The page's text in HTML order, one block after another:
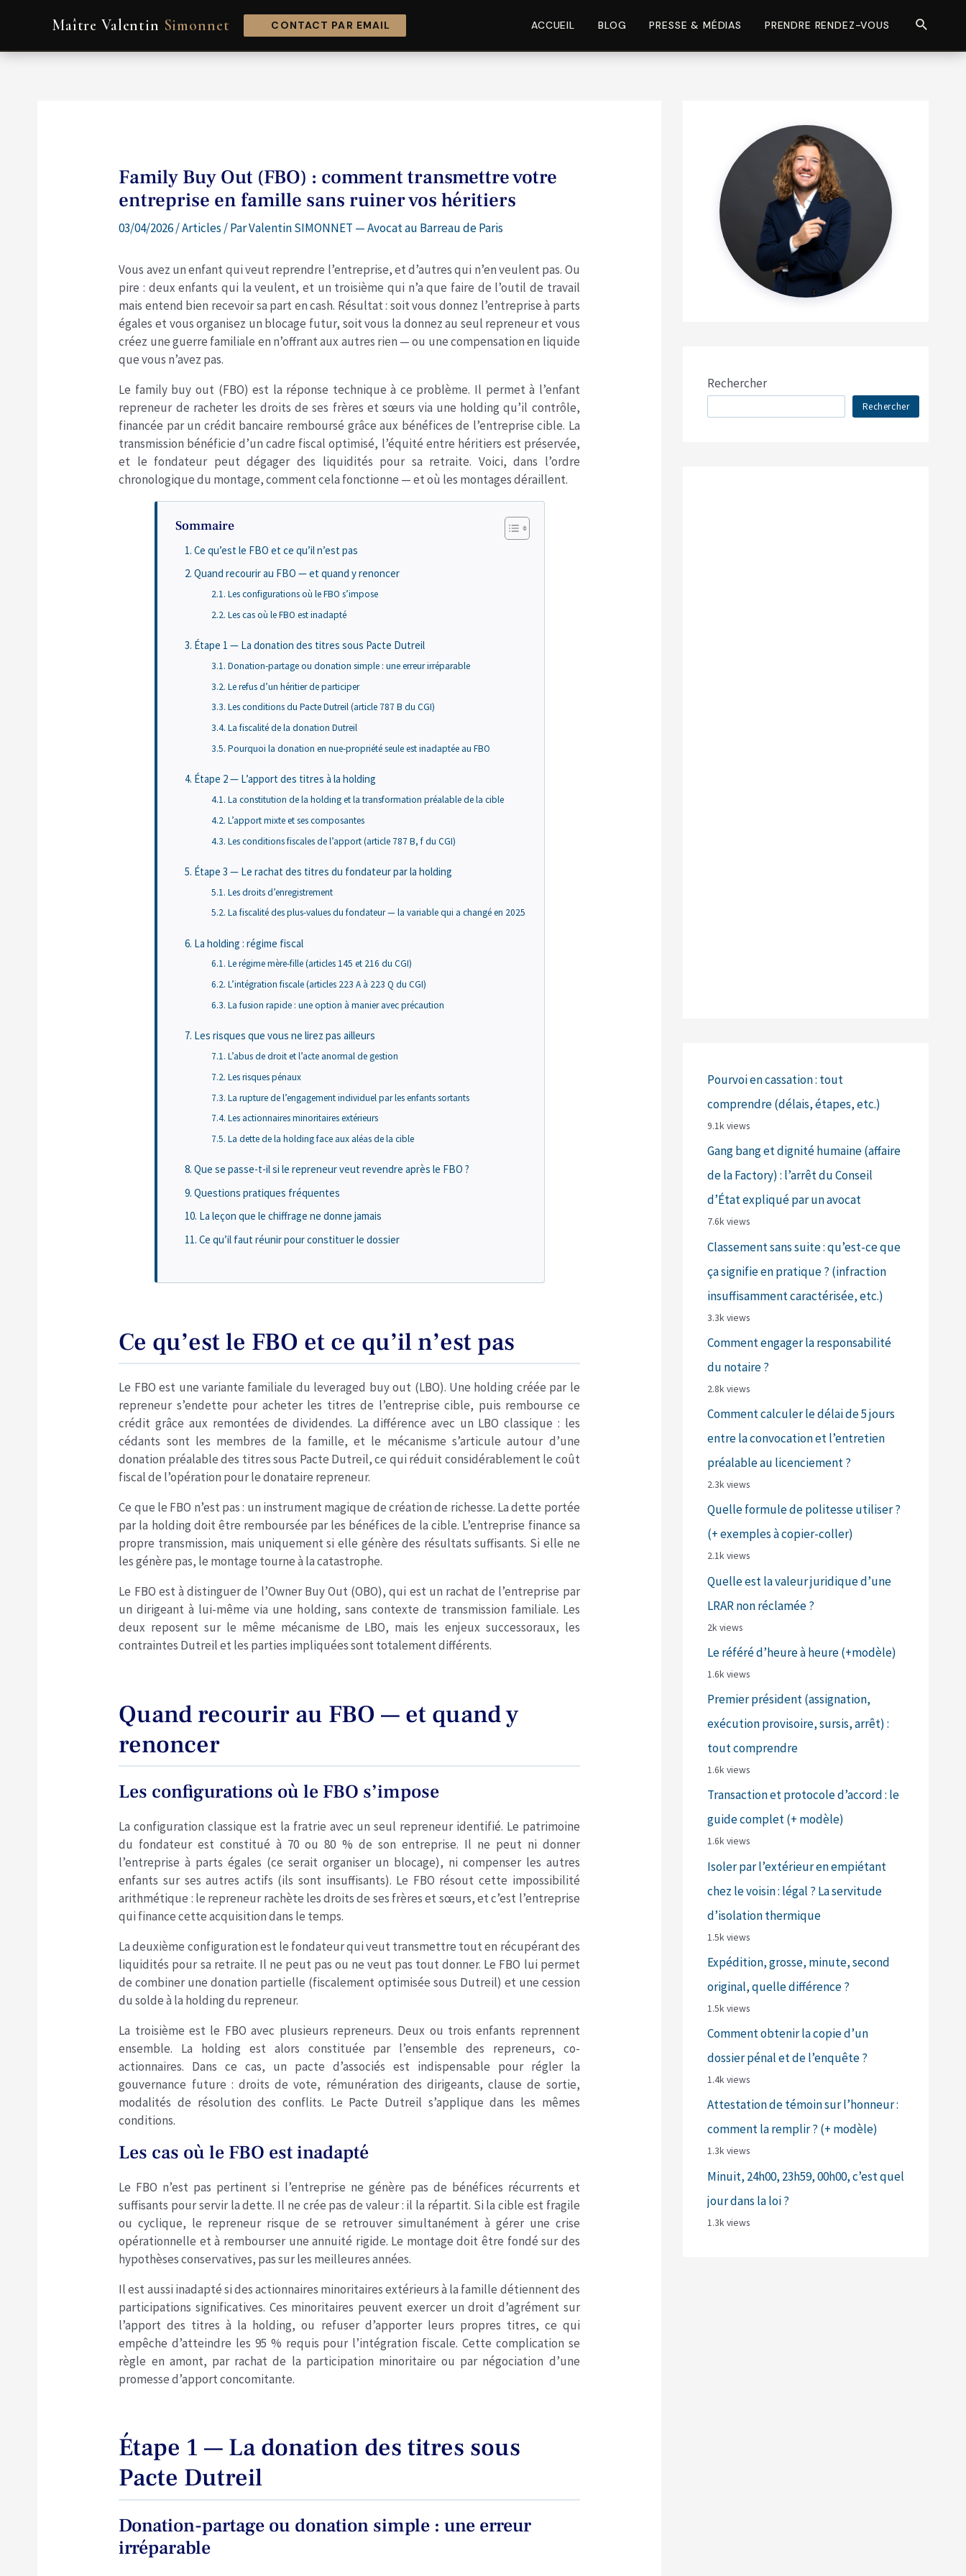
Maître Valentin Simonnet CONTACT PAR EMAIL ACCUEIL BLOG PRESSE & MÉDIAS PRENDRE RENDEZ-VOUS
Family Buy Out (FBO) : comment transmettre votre
entreprise en famille sans ruiner vos héritiers
03/04/2026/Articles / ParValentin SIMONNET — Avocat au Barreau de Paris
Vous avez un enfant qui veut reprendre l’entreprise, et d’autres qui n’en veulent pas. Ou
pire : deux enfants qui la veulent, et un troisième qui n’a que faire de l’outil de travail
mais entend bien recevoir sa part en cash. Résultat : soit vous donnez l’entreprise à parts
égales et vous organisez un blocage futur, soit vous la donnez au seul repreneur et vous
créez une guerre familiale en n’offrant aux autres rien — ou une compensation en liquide
que vous n’avez pas.
Le family buy out (FBO) est la réponse technique à ce problème. Il permet à l’enfant
repreneur de racheter les droits de ses frères et sœurs via une holding qu’il contrôle,
financée par un crédit bancaire remboursé grâce aux bénéfices de l’entreprise cible. La
transmission bénéficie d’un cadre fiscal optimisé, l’équité entre héritiers est préservée,
et le fondateur peut dégager des liquidités pour sa retraite. Voici, dans l’ordre
chronologique du montage, comment cela fonctionne — et où les montages déraillent.
Sommaire
Ce qu’est le FBO et ce qu’il n’est pas
Quand recourir au FBO — et quand y renoncer
Les configurations où le FBO s’impose
Les cas où le FBO est inadapté
Étape 1 — La donation des titres sous Pacte Dutreil
Donation-partage ou donation simple : une erreur irréparable
Le refus d’un héritier de participer
Les conditions du Pacte Dutreil (article 787 B du CGI)
La fiscalité de la donation Dutreil
Pourquoi la donation en nue-propriété seule est inadaptée au FBO
Étape 2 — L’apport des titres à la holding
La constitution de la holding et la transformation préalable de la cible
L’apport mixte et ses composantes
Les conditions fiscales de l’apport (article 787 B, f du CGI)
Étape 3 — Le rachat des titres du fondateur par la holding
Les droits d’enregistrement
La fiscalité des plus-values du fondateur — la variable qui a changé en 2025
La holding : régime fiscal
Le régime mère-fille (articles 145 et 216 du CGI)
L’intégration fiscale (articles 223 A à 223 Q du CGI)
La fusion rapide : une option à manier avec précaution
Les risques que vous ne lirez pas ailleurs
L’abus de droit et l’acte anormal de gestion
Les risques pénaux
La rupture de l’engagement individuel par les enfants sortants
Les actionnaires minoritaires extérieurs
La dette de la holding face aux aléas de la cible
Que se passe-t-il si le repreneur veut revendre après le FBO ?
Questions pratiques fréquentes
La leçon que le chiffrage ne donne jamais
Ce qu’il faut réunir pour constituer le dossier
Ce qu’est le FBO et ce qu’il n’est pas
Le FBO est une variante familiale du leveraged buy out (LBO). Une holding créée par le
repreneur s’endette pour acheter les titres de l’entreprise cible, puis rembourse ce
crédit grâce aux remontées de dividendes. La différence avec un LBO classique : les
cédants sont les membres de la famille, et le mécanisme s’articule autour d’une
donation préalable des titres sous Pacte Dutreil, ce qui réduit considérablement le coût
fiscal de l’opération pour le donataire repreneur.
Ce que le FBO n’est pas : un instrument magique de création de richesse. La dette portée
par la holding doit être remboursée par les bénéfices de la cible. L’entreprise finance sa
propre transmission, mais uniquement si elle génère des résultats suffisants. Si elle ne
les génère pas, le montage tourne à la catastrophe.
Le FBO est à distinguer de l’Owner Buy Out (OBO), qui est un rachat de l’entreprise par
un dirigeant à lui-même via une holding, sans contexte de transmission familiale. Les
deux reposent sur le même mécanisme de LBO, mais les enjeux successoraux, les
contraintes Dutreil et les parties impliquées sont totalement différents.
Quand recourir au FBO — et quand y
renoncer
Les configurations où le FBO s’impose
La configuration classique est la fratrie avec un seul repreneur identifié. Le patrimoine
du fondateur est constitué à 70 ou 80 % de son entreprise. Il ne peut ni donner
l’entreprise à parts égales (ce serait organiser un blocage), ni compenser les autres
enfants sur ses autres actifs (ils sont insuffisants). Le FBO résout cette impossibilité
arithmétique : le repreneur rachète les droits de ses frères et sœurs, et c’est l’entreprise
qui finance cette acquisition dans le temps.
La deuxième configuration est le fondateur qui veut transmettre tout en récupérant des
liquidités pour sa retraite. Il ne peut pas ou ne veut pas tout donner. Le FBO lui permet
de combiner une donation partielle (fiscalement optimisée sous Dutreil) et une cession
du solde à la holding du repreneur.
La troisième est le FBO avec plusieurs repreneurs. Deux ou trois enfants reprennent
ensemble. La holding est alors constituée par l’ensemble des repreneurs, co-
actionnaires. Dans ce cas, un pacte d’associés est indispensable pour régler la
gouvernance future : droits de vote, rémunération des dirigeants, clause de sortie,
modalités de résolution des conflits. Le Pacte Dutreil s’applique dans les mêmes
conditions.
Les cas où le FBO est inadapté
Le FBO n’est pas pertinent si l’entreprise ne génère pas de bénéfices récurrents et
suffisants pour servir la dette. Il ne crée pas de valeur : il la répartit. Si la cible est fragile
ou cyclique, le repreneur risque de se retrouver simultanément à gérer une crise
opérationnelle et à rembourser une annuité rigide. Le montage doit être fondé sur des
hypothèses conservatives, pas sur les meilleures années.
Il est aussi inadapté si des actionnaires minoritaires extérieurs à la famille détiennent des
participations significatives. Ces minoritaires peuvent exercer un droit d’agrément sur
l’apport des titres à la holding, ou refuser d’apporter leurs propres titres, ce qui
empêche d’atteindre les 95 % requis pour l’intégration fiscale. Cette complication se
règle en amont, par rachat de la participation minoritaire ou par négociation d’une
promesse d’apport concomitante.
Étape 1 — La donation des titres sous
Pacte Dutreil
Donation-partage ou donation simple : une erreur
irréparable
de
Rechercher
Rechercher
Pourvoi en cassation : tout
comprendre (délais, étapes, etc.)
9.1k views
Gang bang et dignité humaine (affaire
de la Factory) : l’arrêt du Conseil
d’État expliqué par un avocat
7.6k views
Classement sans suite : qu’est-ce que
ça signifie en pratique ? (infraction
insuffisamment caractérisée, etc.)
3.3k views
Comment engager la responsabilité
du notaire ?
2.8k views
Comment calculer le délai de 5 jours
entre la convocation et l’entretien
préalable au licenciement ?
2.3k views
Quelle formule de politesse utiliser ?
(+ exemples à copier-coller)
2.1k views
Quelle est la valeur juridique d’une
LRAR non réclamée ?
2k views
Le référé d’heure à heure (+modèle)
1.6k views
Premier président (assignation,
exécution provisoire, sursis, arrêt) :
tout comprendre
1.6k views
Transaction et protocole d’accord : le
guide complet (+ modèle)
1.6k views
Isoler par l’extérieur en empiétant
chez le voisin : légal ? La servitude
d’isolation thermique
1.5k views
Expédition, grosse, minute, second
original, quelle différence ?
1.5k views
Comment obtenir la copie d’un
dossier pénal et de l’enquête ?
1.4k views
Attestation de témoin sur l’honneur :
comment la remplir ? (+ modèle)
1.3k views
Minuit, 24h00, 23h59, 00h00, c’est quel
jour dans la loi ?
1.3k views